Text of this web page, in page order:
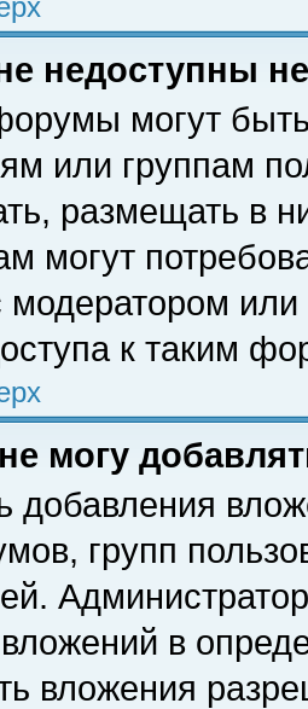
недоступны
могут
или группам
размещать в
могут
модератором
к таким
могу
добавления
групп
в
вложения